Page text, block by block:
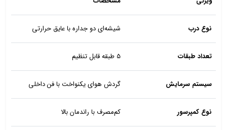
نوع درب شیشه‌ای دو جداره با عایق حرارتی
تعداد طبقات 5 طبقه قابل تنظیم
سیستم سرمایش گردش هوای یکنواخت با فن داخلی
نوع کمپرسور کم‌مصرف با راندمان بالا